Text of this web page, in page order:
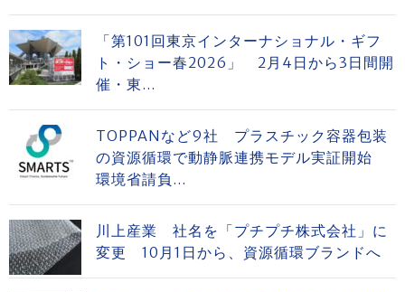
「第101回東京インターナショナル・ギフ
ト・ショー春2026」 2月4日から3日間開
催・東...
TOPPANなど9社 プラスチック容器包装
の資源循環で動静脈連携モデル実証開始
環境省請負...
川上産業 社名を「プチプチ株式会社」に
変更 10月1日から、資源循環ブランドへ